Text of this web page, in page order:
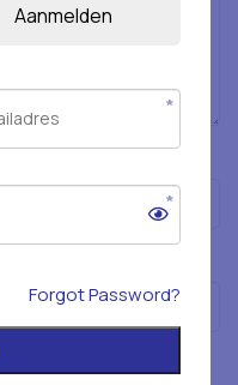
opslaan in deze
Aanmelden
Forgot Password?